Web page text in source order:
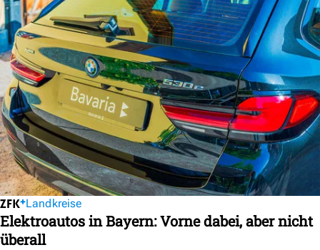
Landkreise
Elektroautos in Bayern: Vorne dabei, aber nicht
überall